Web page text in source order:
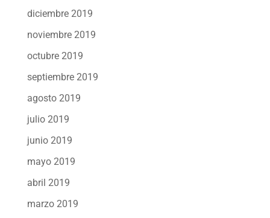
diciembre 2019
noviembre 2019
octubre 2019
septiembre 2019
agosto 2019
julio 2019
junio 2019
mayo 2019
abril 2019
marzo 2019